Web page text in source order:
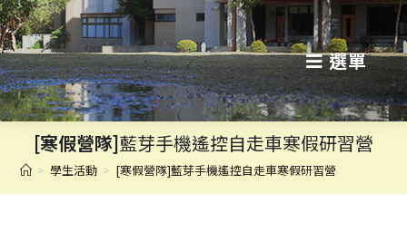
跳
轉
至
主
選單
[寒假營隊]藍芽手機遙控自走車寒假研習營
> 學生活動 > [寒假營隊]藍芽手機遙控自走車寒假研習營